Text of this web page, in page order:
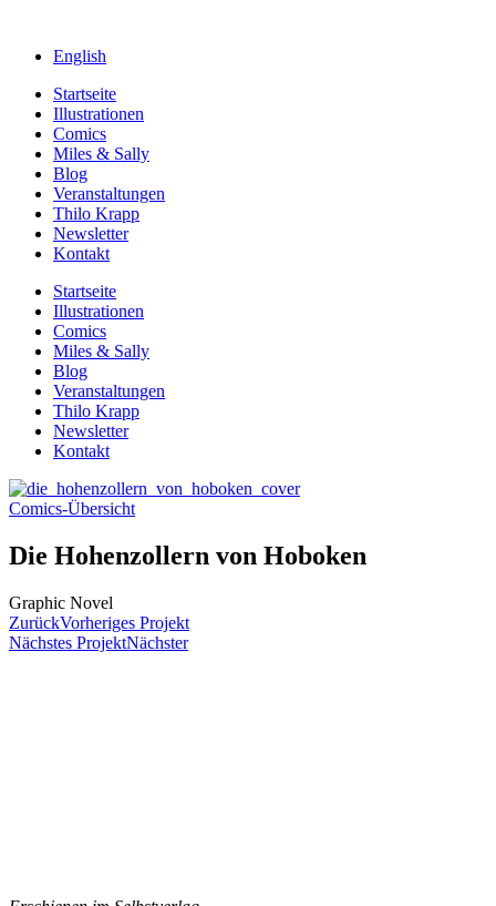
English
Startseite
Illustrationen
Comics
Miles & Sally
Blog
Veranstaltungen
Thilo Krapp
Newsletter
Kontakt
Startseite
Illustrationen
Comics
Miles & Sally
Blog
Veranstaltungen
Thilo Krapp
Newsletter
Kontakt
Comics-Übersicht
Die Hohenzollern von Hoboken
Graphic Novel
ZurückVorheriges Projekt
Nächstes ProjektNächster